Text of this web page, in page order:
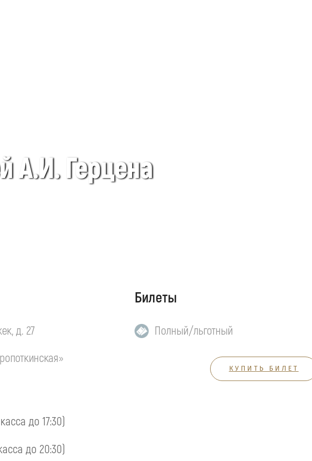
А.И. Герцена
д. 27
до 17:30)
до 20:30)
Билеты
Полный/льготный
КУПИТЬ БИЛЕТ